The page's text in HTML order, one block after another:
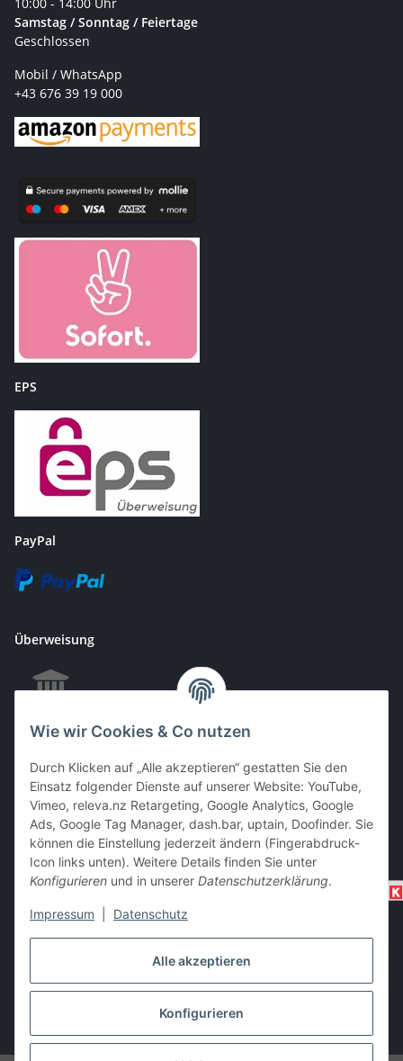
Alle akzeptieren
Konfigurieren
Wie wir Cookies & Co nutzen
Durch Klicken auf „Alle akzeptieren“ gestatten Sie den
Einsatz folgender Dienste auf unserer Website: YouTube,
Vimeo, releva.nz Retargeting, Google Analytics, Google
Ads, Google Tag Manager, dash.bar, uptain, Doofinder. Sie
können die Einstellung jederzeit ändern (Fingerabdruck-
Icon links unten). Weitere Details finden Sie unter
Konfigurieren und in unserer Datenschutzerklärung.
Impressum Datenschutz
Samstag / Sonntag / Feiertage
Geschlossen
Mobil / WhatsApp
+43 676 39 19 000
EPS
PayPal
Überweisung
EC & Kreditkartenzahlung bei Abholung
Barzahlung bei Abholung
Vertrag widerrufen
* Alle Preise inkl. gesetzlicher USt., zzgl.Versand